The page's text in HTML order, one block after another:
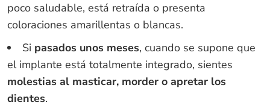
poco saludable, está retraída o presenta
coloraciones amarillentas o blancas.
Si pasados unos meses, cuando se supone que
el implante está totalmente integrado, sientes
molestias al masticar, morder o apretar los
dientes.